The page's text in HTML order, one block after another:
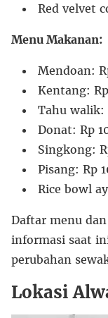
Red velvet
Menu Makanan:
Mendoan:
Kentang:
Tahu walik:
Donat: Rp
Singkong:
Pisang: Rp
Rice bowl
Daftar menu
informasi saat
perubahan
Lokasi